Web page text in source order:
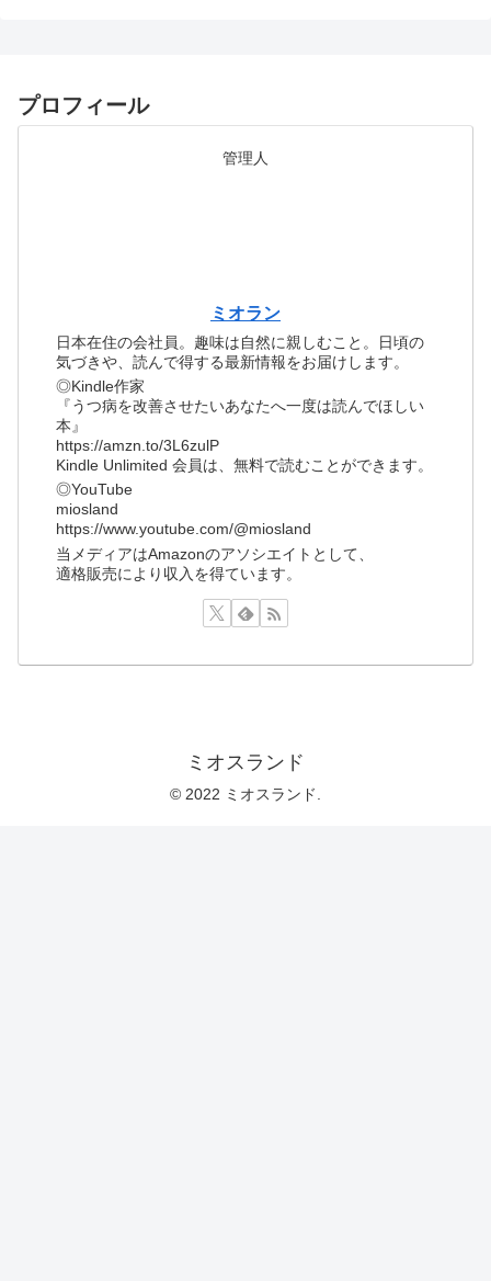
プロフィール
管理人
ミオラン
日本在住の会社員。趣味は自然に親しむこと。日頃の
気づきや、読んで得する最新情報をお届けします。
◎Kindle作家
『うつ病を改善させたいあなたへ一度は読んでほしい
本』
https://amzn.to/3L6zulP
Kindle Unlimited 会員は、無料で読むことができます。
◎YouTube
miosland
https://www.youtube.com/@miosland
当メディアはAmazonのアソシエイトとして、
適格販売により収入を得ています。
ミオスランド
© 2022 ミオスランド.